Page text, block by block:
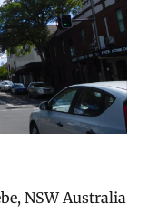
NSW Australia